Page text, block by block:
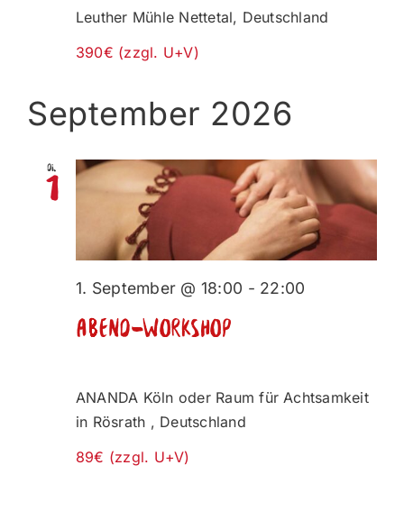
Leuther Mühle Nettetal, Deutschland
390€ (zzgl. U+V)
September 2026
Di.
1
Abend-Workshop
1. September @ 18:00 - 22:00
ANANDA Köln oder Raum für Achtsamkeit
in Rösrath , Deutschland
89€ (zzgl. U+V)